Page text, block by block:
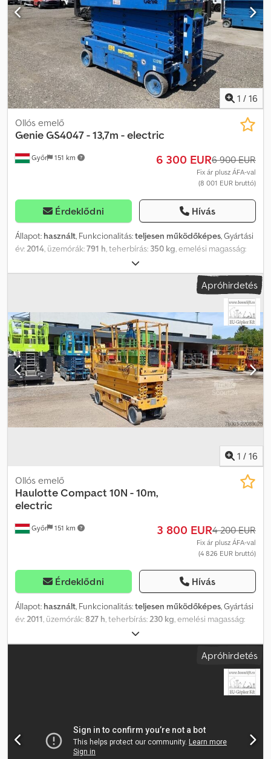
GS3390 4x4 (dízel), mozgatható platformmal, 1.134 kg teherbírással
(személy / anyag) Azonnal üzemképes állapot. A gép jó
munkavégzési állapotban van. Ha kérdése van a géppel
kapcsolatban, kérem írjon e-mailt. Beszélt nyelvek: - Angol -
Német - Magyar
1 / 16
Győr 151 km
Ollós emelő
GenieGS4047 - 13,7m - electric
6 300 EUR6 900 EUR
Fix ár plusz ÁFA-val
(8 001 EUR bruttó)
Érdeklődni Hívás
Állapot: használt, Funkcionalitás:teljesen működőképes, Gyártási
év:2014, üzemórák:791 h, teherbírás: 350 kg, emelési magasság:
, üzemanyagtípus:
gumiabroncs állapota:80 százalék, meghajtás állapota:80
, Genie GS4047 – 13,7 m – elektromos Dodpfx
Afjv T Titsrekr Gyártási év: 2014 Üzemanyag: Elektromos Típus:
Elektromos ollós emelő Kategória: Munkafelület Munka magasság:
13,7 m Emelési kapacitás: 350 kg Súly: 3221 kg Üzemeltetési óra:
791 Leírás: Elektromos ollós emelő, típus: Genie GS4047. Az
akkumulátorok felújítása 300 EUR-ért lehetséges. A felújítás során
akár egy 7%-os töltöttségű akkumulátor is 90% fölé emelhető.
Azonnal üzemképes állapotban. Az ár nettó, exportra vonatkozik. A
gép jó állapotban van. Ha kérdése van a géppel kapcsolatban,
kérjük, írjon egy e-mailt. A következő nyelveken tudunk
kommunikálni: * Angol * Német * Magyar
Apróhirdetés
1 / 16
Győr 151 km
Ollós emelő
HaulotteCompact 10N - 10m,
electric
3 800 EUR4 200 EUR
Fix ár plusz ÁFA-val
(4 826 EUR bruttó)
Érdeklődni Hívás
Állapot: használt, Funkcionalitás:teljesen működőképes, Gyártási
év: 2011 , üzemórák:827 h , teherbírás: 230 kg , emelési magasság:
2 190 kg, üzemanyagtípus:
gumiabroncs állapota:80 százalék, meghajtás állapota:80
, Haulotte Compact 10N - 10m, elektromos
Gyártási év: 2011 Üzemanyag: Elektromos Típus: elektromos ollós
emelő Kategória: Munkaállvány Munkamagasság: 10 m Teherbírás:
230 kg Súly: 2190 kg Üzemóra: 827 Szállítási méretek: 2,49m x 1,32m
(személy/anyag), MOZGATHATÓ PLATFORM 1 x 1.000 mm,
keskenyebb alváz, kihúzható kezelőfelület, habbal töltött, nem
Apróhirdetés